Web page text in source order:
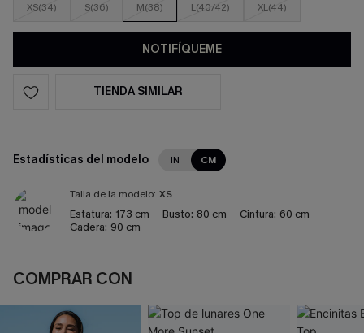
XS(34) S(36) M(38) L(40/42) XL(44)
NOTIFÍQUEME
TIENDA SIMILAR
Estadísticas del modelo IN CM
Talla de la modelo: XS
Estatura: 173 cm Busto: 80 cm Cintura: 60 cm
Cadera: 90 cm
COMPRAR CON